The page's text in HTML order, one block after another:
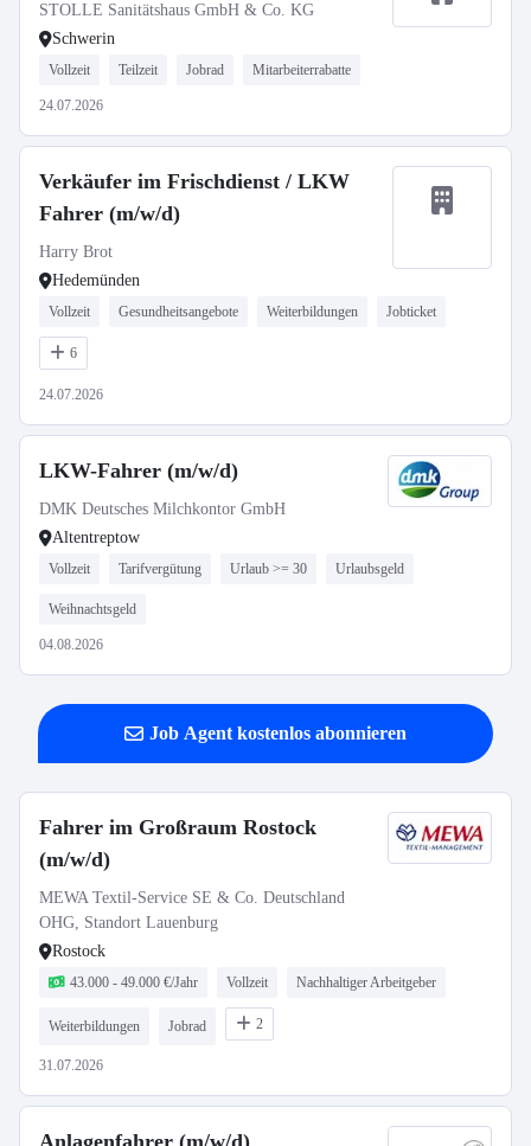
STOLLE Sanitätshaus GmbH & Co. KG
Schwerin
Vollzeit Teilzeit Jobrad Mitarbeiterrabatte
24.07.2026
Verkäufer im Frischdienst / LKW
Fahrer (m/w/d)
Harry Brot
Hedemünden
Vollzeit Gesundheitsangebote Weiterbildungen Jobticket
6
24.07.2026
LKW-Fahrer (m/w/d)
DMK Deutsches Milchkontor GmbH
Altentreptow
Vollzeit Tarifvergütung Urlaub >= 30 Urlaubsgeld
Weihnachtsgeld
04.08.2026
Job Agent kostenlos abonnieren
Fahrer im Großraum Rostock
(m/w/d)
MEWA Textil-Service SE & Co. Deutschland
OHG, Standort Lauenburg
Rostock
43.000 - 49.000 €/Jahr Vollzeit Nachhaltiger Arbeitgeber
Weiterbildungen Jobrad 2
31.07.2026
Anlagenfahrer (m/w/d)